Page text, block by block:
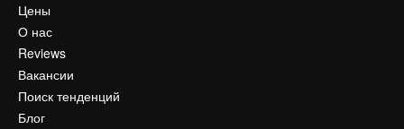
Цены
О нас
Reviews
Вакансии
Поиск тенденций
Блог